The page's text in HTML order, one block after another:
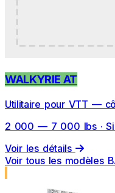
WALKYRIE AT
Utilitaire pour VTT —
2 000 — 7 000 lbs ·
Voir les détails
Voir tous les modèles